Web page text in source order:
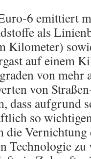
6 emittiert
als
Kilometer)
auf einem
von mehr
von
dass aufgrund
so
die
Technologie